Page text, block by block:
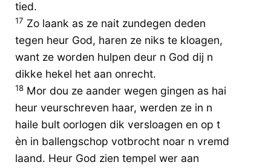
tied.
17 Zo laank as ze nait zundegen deden
tegen heur God, haren ze niks te kloagen,
want ze worden hulpen deur n God dij n
dikke hekel het aan onrecht.
18 Mor dou ze aander wegen gingen as hai
heur veurschreven haar, werden ze in n
haile bult oorlogen dik versloagen en op t
èn in ballengschop votbrocht noar n vremd
laand. Heur God zien tempel wer aan